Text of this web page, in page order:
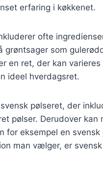
erfaring i køkkenet.
ofte
grøntsager som
en ret, der kan
ideel hverdagsret.
pølseret, der
pølser. Derudover
for eksempel en
man vælger, er